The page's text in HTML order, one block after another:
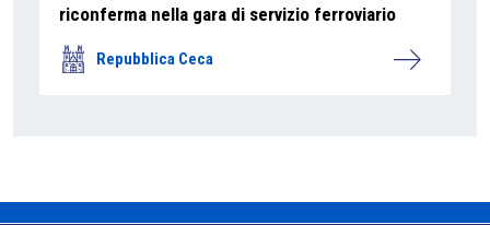
riconferma nella gara di servizio ferroviario
Repubblica Ceca